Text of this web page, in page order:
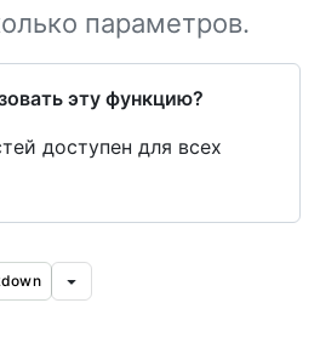
параметров.
эту функцию?
доступен для всех